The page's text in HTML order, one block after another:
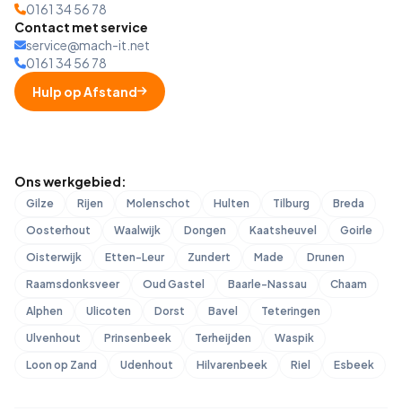
0161 34 56 78
Contact met service
service@mach-it.net
0161 34 56 78
Hulp op Afstand
Ons werkgebied:
Gilze Rijen Molenschot Hulten Tilburg
Breda
Oosterhout
Waalwijk Dongen Kaatsheuvel
Goirle
Oisterwijk
Etten-Leur Zundert Made
Drunen
Raamsdonksveer
Oud Gastel Baarle-Nassau
Chaam
Alphen
Ulicoten Dorst Bavel
Teteringen
Ulvenhout
Prinsenbeek Terheijden
Waspik
Loon op Zand
Udenhout Hilvarenbeek Riel Esbeek